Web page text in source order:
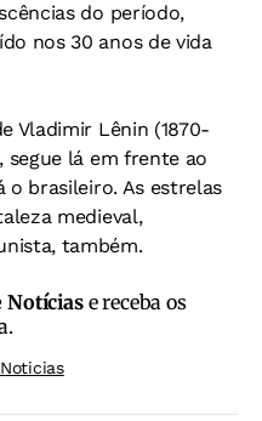
do período,
nos 30 anos de vida
Vladimir Lênin (1870-
segue lá em frente ao
o brasileiro. As estrelas
medieval,
também.
Notíciase receba os